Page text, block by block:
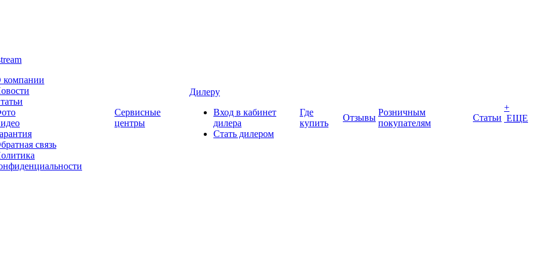
компании
связь
Сервисные
центры
Дилеру
Вход в кабинет
дилера
Стать дилером
Где
купить
Отзывы
Розничным
покупателям
Статьи
+
ЕЩЕ